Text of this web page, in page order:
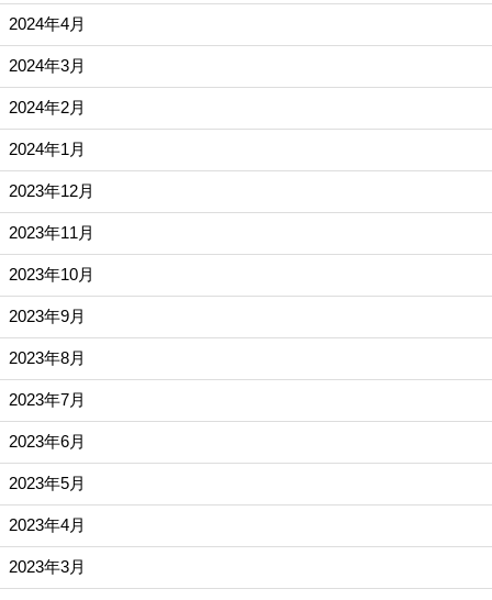
2024年4月
2024年3月
2024年2月
2024年1月
2023年12月
2023年11月
2023年10月
2023年9月
2023年8月
2023年7月
2023年6月
2023年5月
2023年4月
2023年3月